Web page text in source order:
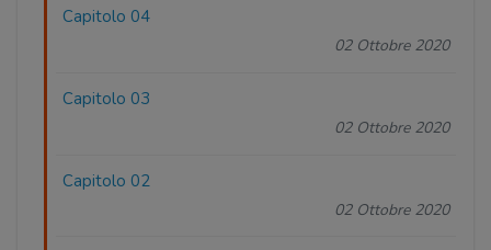
Capitolo 04
02 Ottobre 2020
Capitolo 03
02 Ottobre 2020
Capitolo 02
02 Ottobre 2020